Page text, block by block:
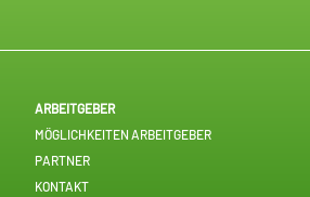
ARBEITGEBER
MÖGLICHKEITEN ARBEITGEBER
PARTNER
KONTAKT